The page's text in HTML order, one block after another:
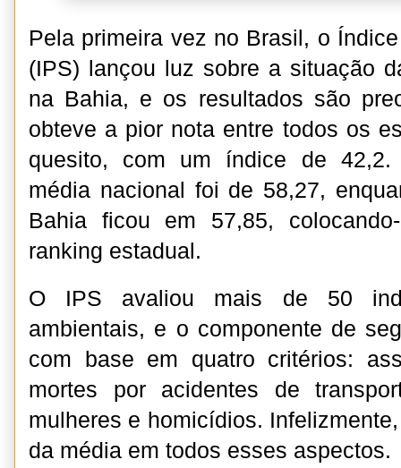
Pela primeira vez no Brasil, o
(IPS) lançou luz sobre a situação
na Bahia, e os resultados são
obteve a pior nota entre todos os
quesito, com um índice de 42,2.
média nacional foi de 58,27,
Bahia ficou em 57,85,
ranking estadual.
O IPS avaliou mais de 50
ambientais, e o componente de
com base em quatro critérios:
mortes por acidentes de
mulheres e homicídios.
da média em todos esses aspectos.